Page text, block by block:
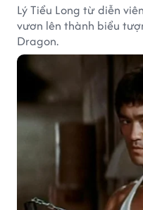
Lý Tiểu Long từ diễn
vươn lên thành biểu
Dragon.